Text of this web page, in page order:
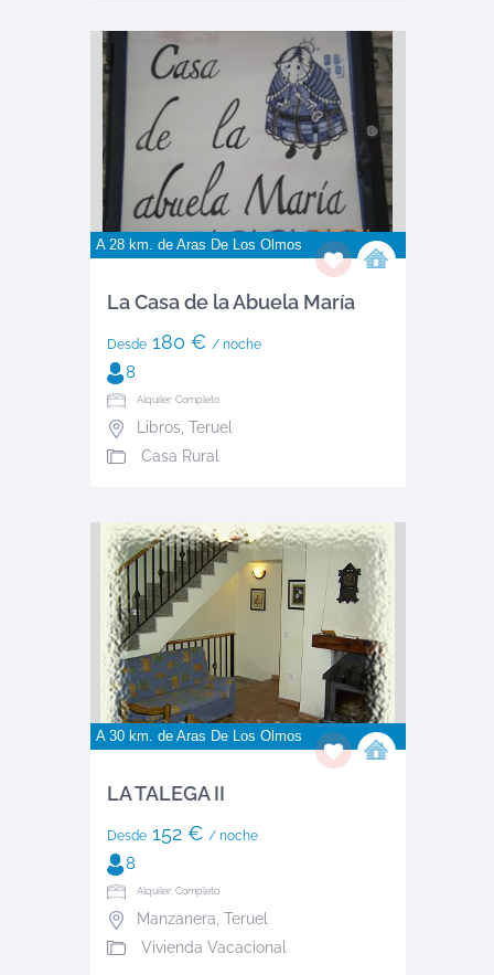
A 28 km. de Aras De Los Olmos
La Casa de la Abuela María
Desde180 € / noche
8
Alquiler: Completo
Libros, Teruel
Casa Rural
A 30 km. de Aras De Los Olmos
LA TALEGA II
Desde152 € / noche
8
Alquiler: Completo
Manzanera, Teruel
Vivienda Vacacional